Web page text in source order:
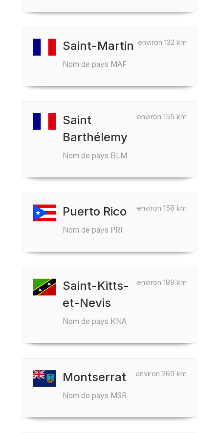
environ 132 km
Saint-Martin
Nom de pays MAF
environ 155 km
Saint
Barthélemy
Nom de pays BLM
environ 158 km
Puerto Rico
Nom de pays PRI
environ 189 km
Saint-Kitts-
et-Nevis
Nom de pays KNA
environ 269 km
Montserrat
Nom de pays MSR